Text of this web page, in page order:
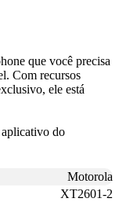
que você precisa
Com recursos
ele está
aplicativo do
Motorola
XT2601-2